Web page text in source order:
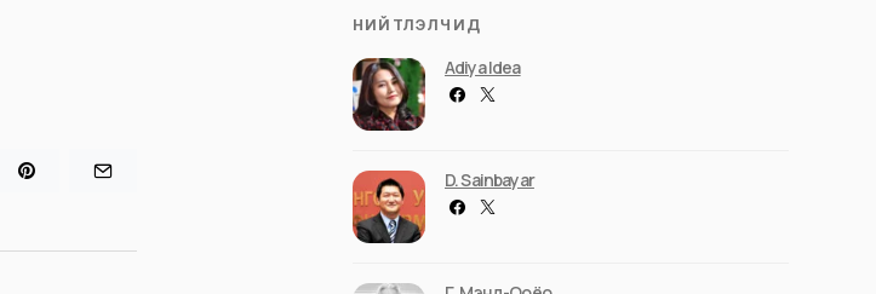
НИЙТЛЭЛЧИД
Adiya Idea
D. Sainbayar